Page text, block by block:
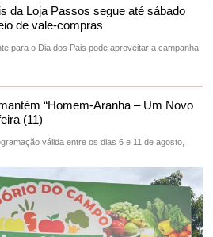
da Loja Passos segue até sábado
de vale-compras
para o Dia dos Pais pode aproveitar a campanha
“Homem-Aranha – Um Novo
(11)
válida entre os dias 6 e 11 de agosto,